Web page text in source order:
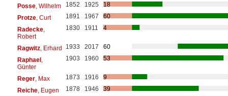
Posse, Wilhelm 1852 1925
18
Protze, Curt 1891 1967
60
Radecke,
Robert
1830 1911 4
Ragwitz, Erhard 1933 2017
60
Raphael,
Günter
1903 1960 53
Reger, Max 1873 1916
9
Reiche, Eugen 1878 1946
39